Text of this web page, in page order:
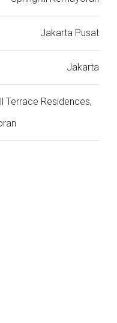
Jakarta Pusat
Jakarta
Terrace Residences,